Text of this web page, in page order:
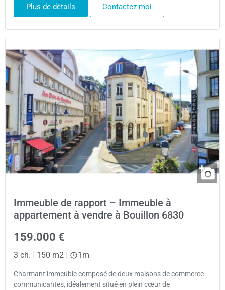
Plus de détails Contactez-moi
Immeuble de rapport – Immeuble à
appartement à vendre à Bouillon 6830
159.000 €
3 ch. 150 m2 1m
Charmant immeuble composé de deux maisons de commerce
communicantes, idéalement situé en plein cœur de